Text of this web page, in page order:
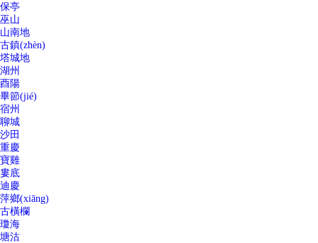
保亭
巫山
山南地
古鎮(zhèn)
塔城地
湖州
酉陽
畢節(jié)
宿州
聊城
沙田
重慶
寶雞
婁底
迪慶
萍鄉(xiāng)
古橫欄
瓊海
塘沽